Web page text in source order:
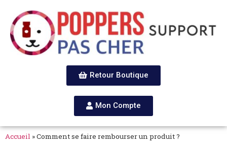
Retour Boutique
Mon Compte
Accueil »Comment se faire rembourser un produit ?